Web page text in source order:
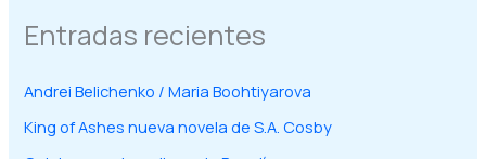
Entradas recientes
Andrei Belichenko / Maria Boohtiyarova
King of Ashes nueva novela de S.A. Cosby